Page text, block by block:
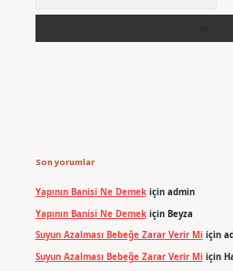
Son yorumlar
Yapının Banisi Ne Demekiçin admin
Yapının Banisi Ne Demekiçin Beyza
Suyun Azalması Bebeğe Zarar Verir Miiçin
Suyun Azalması Bebeğe Zarar Verir Miiçin